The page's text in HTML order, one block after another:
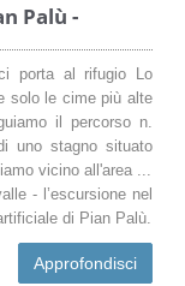
Palù -
porta al rifugio Lo
solo le cime più alte
il percorso n.
uno stagno situato
vicino all'area ...
- l’escursione nel
di Pian Palù.
Approfondisci